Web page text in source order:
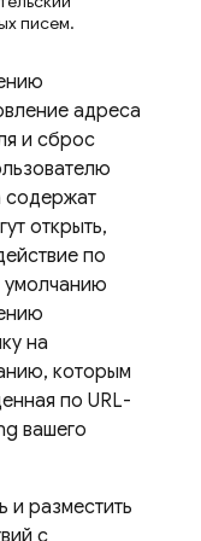
писем.
адреса
и сброс
содержат
открыть,
по
умолчанию
на
которым
по URL-
вашего
и разместить
с